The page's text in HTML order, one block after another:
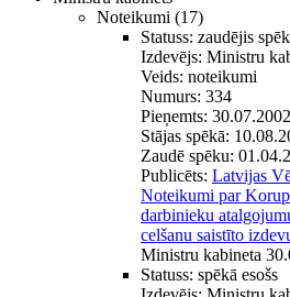
Noteikumi (17)
Statuss: zaudējis
Izdevējs: Ministru
Veids: noteikumi
Numurs: 334
Pieņemts:
Stājas spēkā:
Zaudē spēku:
Publicēts: Latvijas
Noteikumi par
darbinieku
celšanu saistīto
Ministru kabineta
Statuss: spēkā esošs